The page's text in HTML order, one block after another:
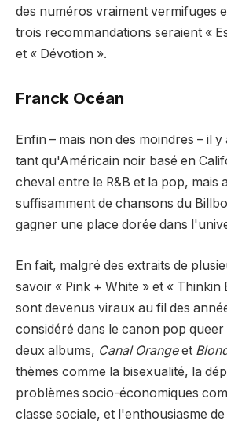
des numéros vraiment vermifuges
trois recommandations seraient «
et « Dévotion ».
Franck Océan
Enfin – mais non des moindres – il
tant qu'Américain noir basé en
cheval entre le R&B et la pop, mais
suffisamment de chansons du
gagner une place dorée dans
En fait, malgré des extraits de
savoir « Pink + White » et « Thinkin
sont devenus viraux au fil des
considéré dans le canon pop queer
deux albums, Canal Orangeet
thèmes comme la bisexualité, la
problèmes socio-économiques
classe sociale, et l'enthousiasme de